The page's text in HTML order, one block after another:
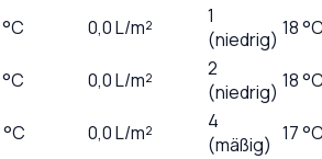
°C 0,0L/m²
1
(niedrig) 18
°C 0,0L/m²
2
(niedrig) 18
°C 0,0L/m²
4
(mäßig) 17